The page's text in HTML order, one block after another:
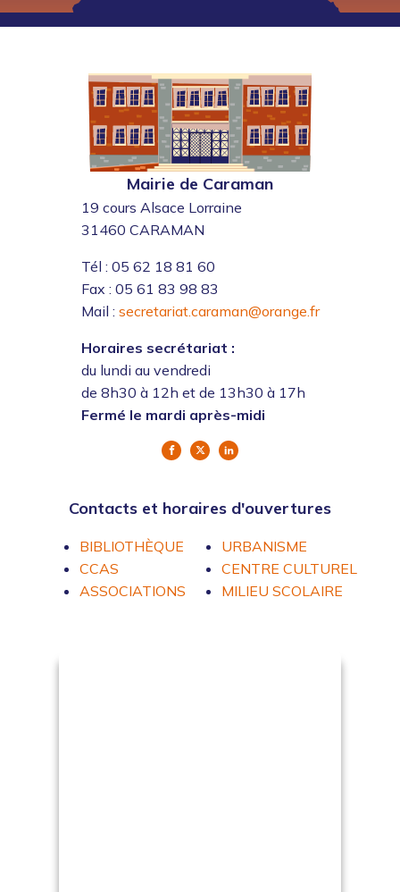
Mairie de Caraman
19 cours Alsace Lorraine
31460 CARAMAN
Tél : 05 62 18 81 60
Fax : 05 61 83 98 83
Mail : secretariat.caraman@orange.fr
Horaires secrétariat :
du lundi au vendredi
de 8h30 à 12h et de 13h30 à 17h
Fermé le mardi après-midi
Contacts et horaires d'ouvertures
BIBLIOTHÈQUE
CCAS
ASSOCIATIONS
URBANISME
CENTRE CULTUREL
MILIEU SCOLAIRE